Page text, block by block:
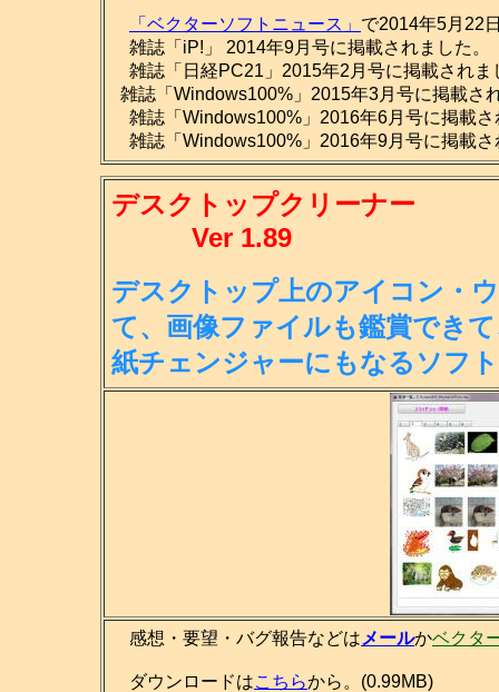
「ベクターソフトニュース」 で2014年5月22
雑誌「iP!」 2014年9月号に掲載されました。
雑誌「日経PC21」2015年2月号に掲載されま
雑誌「Windows100%」2015年3月号に掲載さ
雑誌「Windows100%」2016年6月号に掲載さ
雑誌「Windows100%」2016年9月号に掲載さ
デスクトップクリーナー
Ver 1.89
デスクトップ上のアイコン・
て、画像ファイルも鑑賞でき
紙チェンジャーにもなるソフト
感想・要望・バグ報告などは メールかベクタ
ダウンロードはこちらから。(0.99MB)